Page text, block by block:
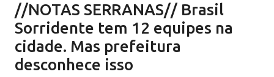
SALETE SILVA VACINAÇÃO SERRA NEGRA
VIVA! SERRA NEGRA NO AR
0
//NOTAS SERRANAS// Brasil
Sorridente tem 12 equipes na
cidade. Mas prefeitura
desconhece isso